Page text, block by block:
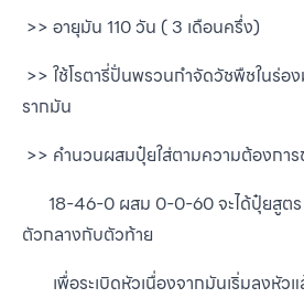
>> อายุมัน 110 วัน ( 3 เดือนครึ่ง)
>> ใช้โรตารี่ปั่นพรวนกำจัดวัชพืชในร่อ
รากมัน
>> คำนวนผสมปุ๋ยใส่ตามความต้องกา
18-46-0 ผสม 0-0-60 จะได้ปุ๋ยสูต
ตัวกลางกับตัวท้าย
เพื่อระเบิดหัวเนื่องจากมันเริ่มลงหัว